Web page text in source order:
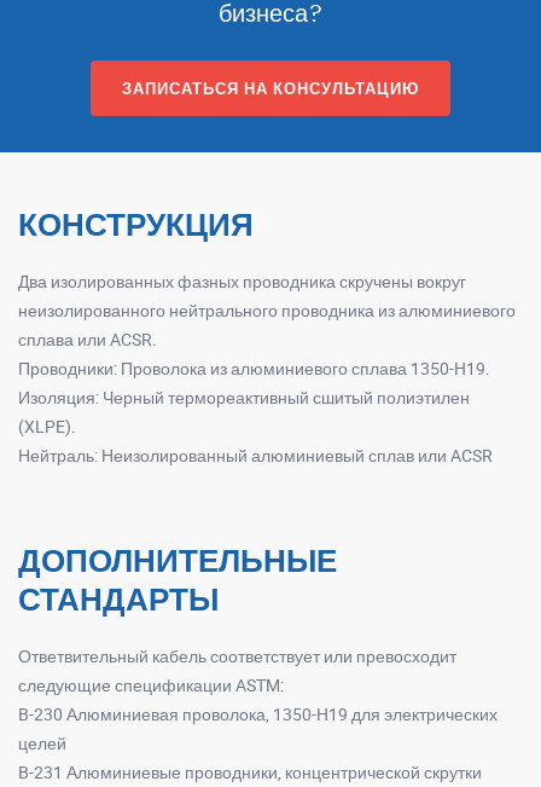
бизнеса?
ЗАПИСАТЬСЯ НА КОНСУЛЬТАЦИЮ
КОНСТРУКЦИЯ
Два изолированных фазных проводника скручены вокруг
неизолированного нейтрального проводника из алюминиевого
сплава или ACSR.
Проводники: Проволока из алюминиевого сплава 1350-H19.
Изоляция: Черный термореактивный сшитый полиэтилен
(XLPE).
Нейтраль: Неизолированный алюминиевый сплав или ACSR
ДОПОЛНИТЕЛЬНЫЕ
СТАНДАРТЫ
Ответвительный кабель соответствует или превосходит
следующие спецификации ASTM:
B-230 Алюминиевая проволока, 1350-H19 для электрических
целей
B-231 Алюминиевые проводники, концентрической скрутки